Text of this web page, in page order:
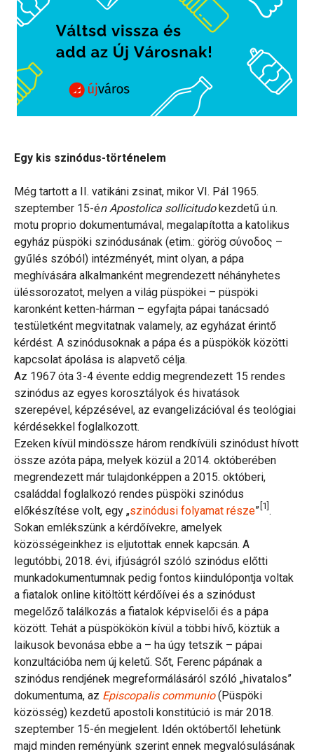
Egy kis szinódus-történelem
Még tartott a II. vatikáni zsinat, mikor VI. Pál 1965.
szeptember 15-én Apostolica sollicitudokezdetű ú.n.
motu proprio dokumentumával, megalapította a katolikus
egyház püspöki szinódusának (etim.: görög σύνοδος –
gyűlés szóból) intézményét, mint olyan, a pápa
meghívására alkalmanként megrendezett néhányhetes
üléssorozatot, melyen a világ püspökei – püspöki
karonként ketten-hárman – egyfajta pápai tanácsadó
testületként megvitatnak valamely, az egyházat érintő
kérdést. A szinódusoknak a pápa és a püspökök közötti
kapcsolat ápolása is alapvető célja.
Az 1967 óta 3-4 évente eddig megrendezett 15 rendes
szinódus az egyes korosztályok és hivatások
szerepével, képzésével, az evangelizációval és teológiai
kérdésekkel foglalkozott.
Ezeken kívül mindössze három rendkívüli szinódust hívott
össze azóta pápa, melyek közül a 2014. októberében
megrendezett már tulajdonképpen a 2015. októberi,
családdal foglalkozó rendes püspöki szinódus
előkészítése volt, egy „szinódusi folyamat része” [1] .
Sokan emlékszünk a kérdőívekre, amelyek
közösségeinkhez is eljutottak ennek kapcsán. A
legutóbbi, 2018. évi, ifjúságról szóló szinódus előtti
munkadokumentumnak pedig fontos kiindulópontja voltak
a fiatalok online kitöltött kérdőívei és a szinódust
megelőző találkozás a fiatalok képviselői és a pápa
között. Tehát a püspökökön kívül a többi hívő, köztük a
laikusok bevonása ebbe a – ha úgy tetszik – pápai
konzultációba nem új keletű. Sőt, Ferenc pápának a
szinódus rendjének megreformálásáról szóló „hivatalos”
dokumentuma, az Episcopalis communio (Püspöki
közösség) kezdetű apostoli konstitúció is már 2018.
szeptember 15-én megjelent. Idén októbertől lehetünk
majd minden reményünk szerint ennek megvalósulásának